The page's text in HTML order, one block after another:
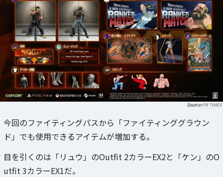
PR TIMES
今回のファイティングパスから「ファイティンググラウン
ド」でも使用できるアイテムが増加する。
目を引くのは「リュウ」のOutfit 2カラーEX2と「ケン」のO
utfit 3カラーEX1だ。